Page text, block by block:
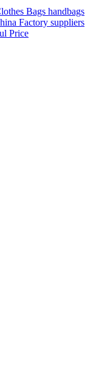
Bags handbags
Factory suppliers
Price